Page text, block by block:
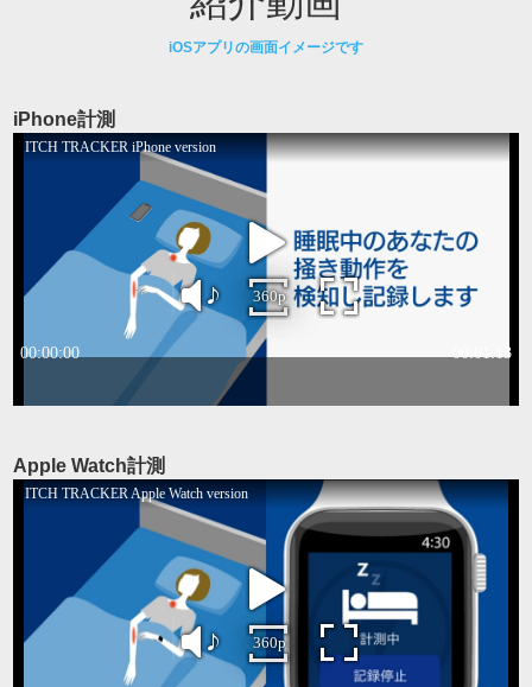
iOSアプリの画面イメージです
iPhone計測
Apple Watch計測